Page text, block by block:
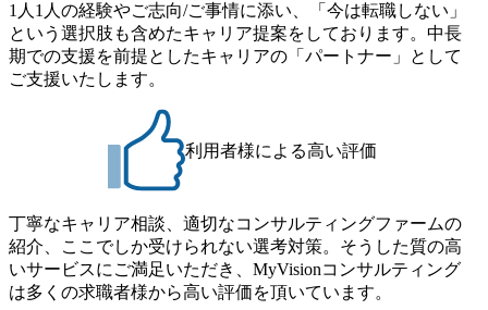
果、なりたいキャリアを反映できるｐｊにアサインしても
らえる ・シンプレクスというテクノロジーに強い部隊がい
るため、エンジニアの視点からも協業しクライアントへ価
値提供できる ・デリバリー中心の案件もあればセールス中
心の案件もあり、個々の裁量や得意領域に合わせた売り上
げの立て方を選べる ここ1年で社員数60名⇒100名超、売上
今期18億円⇒来期30億円（いずれも約170％アップ）と急成
長中のファームである また、成長中ファームのため優秀な
上司の近くで働けるチャンスも多い(ボストン・コンサルテ
ィング・グループ出身者等 (https://www.xspear.co.jp/member/ta
keto_kajita/)） 多様なメンバー、多様なプロジェクトによる
自己成長機会が多く、新たなチャレンジが可能 100名規模に
も関わらず、外資系戦略コンサルティングファームや総合
す。 住宅手当は、一般賃貸物件を従業員が契約し、規程で
定める金額を会社が支払います。 その他： 採用時や転勤等
による引っ越し費用は、会社が負担します。 2026年8月18日
(火) 19:00～20:00 2026年8月13日(木) 16:00 応募をご検討され
ている方を対象に、会社説明会を実施予定です。 ● 求人名
・【富山】半導体製造装置の生産エンジニア(製造・生産工
程の管理業務) ※主任候補・リーダークラス ・【砺波】半
導体製造装置の生産エンジニア(製造・生産工程の管理業務)
※顔出しは不要です。ご質問頂く際のみ、顔出ししていた
だければと存じます。
1人1人の経験やご志向/ご事情に添い、「今は転職しない」
という選択肢も含めたキャリア提案をしております。中長
期での支援を前提としたキャリアの「パートナー」として
ご支援いたします。
利用者様による高い評価
丁寧なキャリア相談、適切なコンサルティングファームの
紹介、ここでしか受けられない選考対策。そうした質の高
いサービスにご満足いただき、MyVisionコンサルティング
は多くの求職者様から高い評価を頂いています。